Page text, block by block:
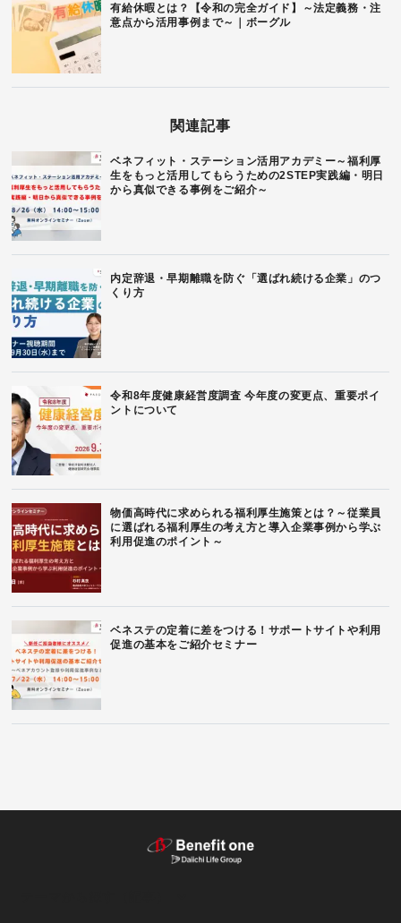
有給休暇とは？【令和の完全ガイド】～法定義務・注
意点から活用事例まで～｜ボーグル
関連記事
ベネフィット・ステーション活用アカデミー～福利厚
生をもっと活用してもらうための2STEP実践編・明日
から真似できる事例をご紹介～
内定辞退・早期離職を防ぐ「選ばれ続ける企業」のつ
くり方
令和8年度健康経営度調査 今年度の変更点、重要ポイ
ントについて
物価高時代に求められる福利厚生施策とは？～従業員
に選ばれる福利厚生の考え方と導入企業事例から学ぶ
利用促進のポイント～
ベネステの定着に差をつける！サポートサイトや利用
促進の基本をご紹介セミナー